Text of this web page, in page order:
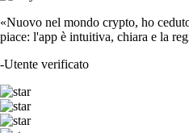
«Nuovo nel mondo crypto, ho
piace: l'app è intuitiva, chiara e la
-Utente verificato